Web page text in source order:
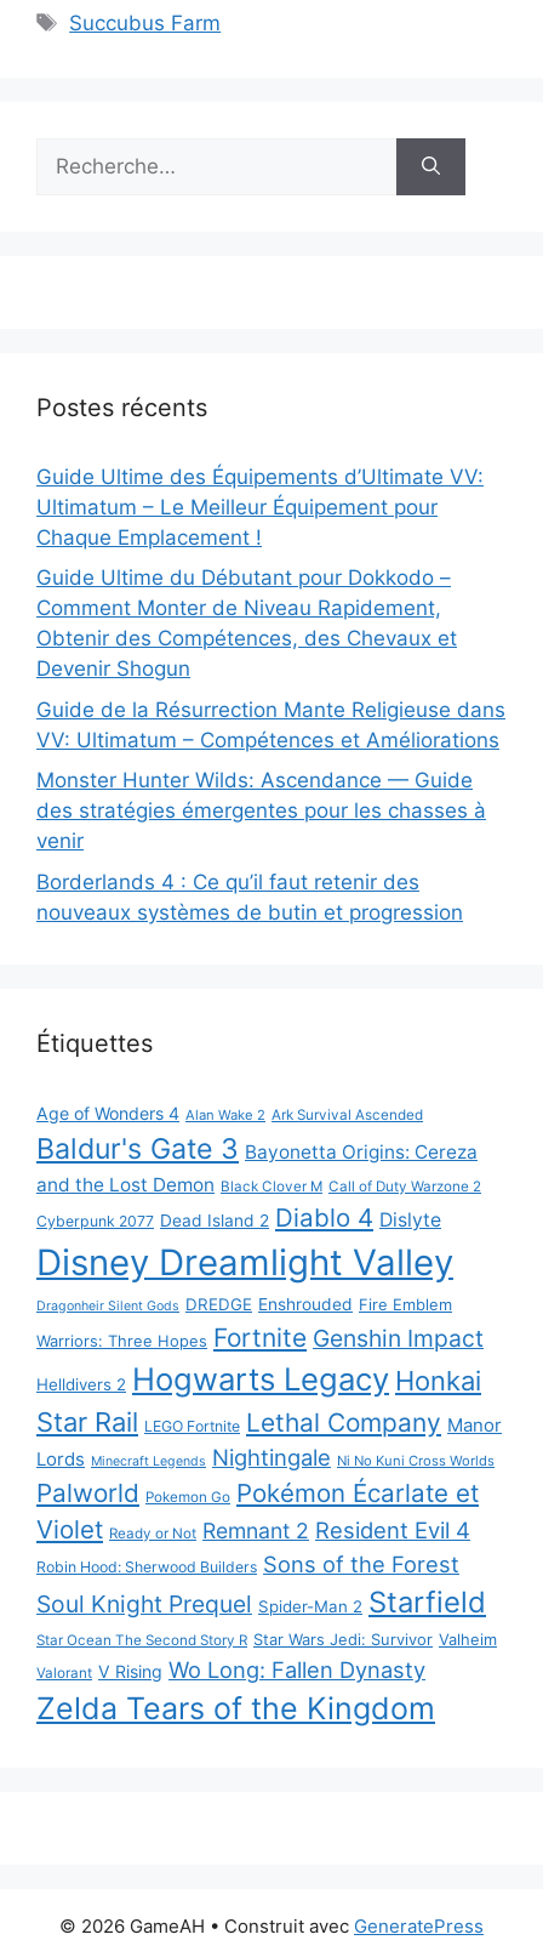
Étiquettes
Succubus Farm
Postes récents
Guide Ultime des Équipements d’Ultimate VV:
Ultimatum – Le Meilleur Équipement pour
Chaque Emplacement !
Guide Ultime du Débutant pour Dokkodo –
Comment Monter de Niveau Rapidement,
Obtenir des Compétences, des Chevaux et
Devenir Shogun
Guide de la Résurrection Mante Religieuse dans
VV: Ultimatum – Compétences et Améliorations
Monster Hunter Wilds: Ascendance — Guide
des stratégies émergentes pour les chasses à
venir
Borderlands 4 : Ce qu’il faut retenir des
nouveaux systèmes de butin et progression
Étiquettes
Age of Wonders 4 Alan Wake 2 Ark Survival Ascended
Baldur's Gate 3 Bayonetta Origins: Cereza
and the Lost Demon Black Clover M Call of Duty Warzone 2
Cyberpunk 2077 Dead Island 2 Diablo 4 Dislyte
Disney Dreamlight Valley
Dragonheir Silent Gods DREDGE Enshrouded Fire Emblem
Warriors: Three Hopes Fortnite Genshin Impact
Helldivers 2 Hogwarts Legacy Honkai
Star Rail LEGO Fortnite Lethal Company Manor
Lords Minecraft Legends Nightingale Ni No Kuni Cross Worlds
Palworld Pokemon Go Pokémon Écarlate et
Violet Ready or Not Remnant 2 Resident Evil 4
Robin Hood: Sherwood Builders Sons of the Forest
Soul Knight Prequel Spider-Man 2 Starfield
Star Ocean The Second Story R Star Wars Jedi: Survivor Valheim
Valorant V Rising Wo Long: Fallen Dynasty
Zelda Tears of the Kingdom
© 2026 GameAH • Construit avec GeneratePress